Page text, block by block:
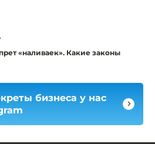
«наливаек». Какие законы
бизнеса у нас